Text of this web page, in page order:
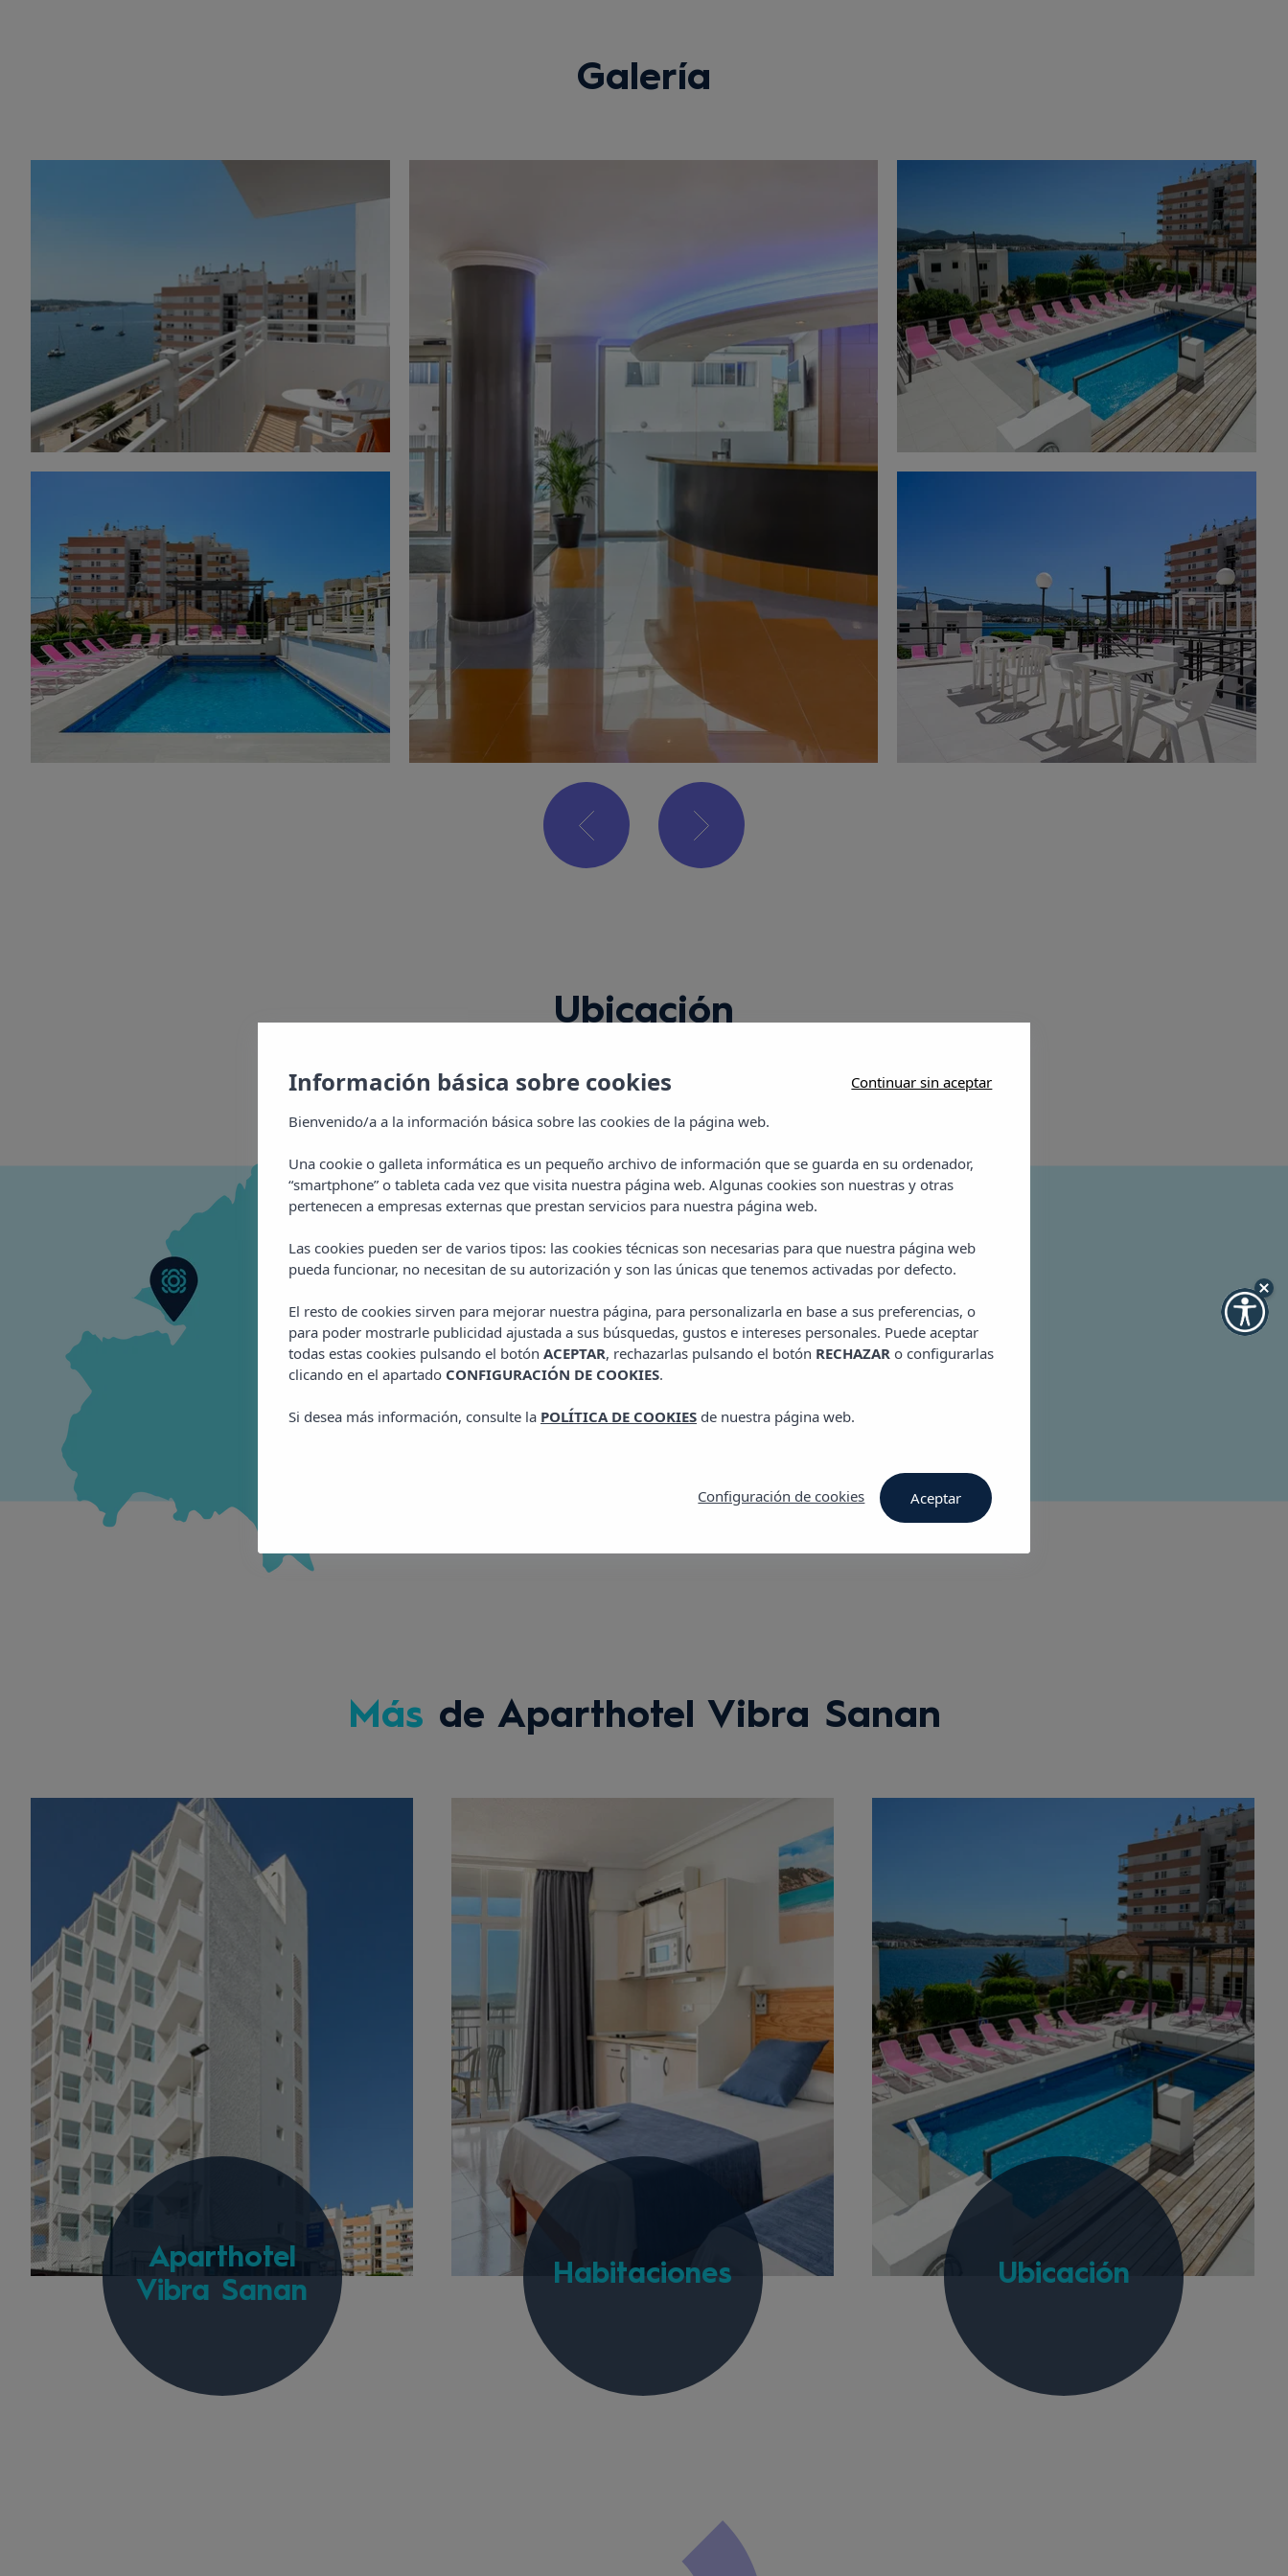
Galería
Ubicación
Aparthotel Vibra Sanan
E: sanan@vibrahotels.com
T: +34 971 34 39 53
Ver zonas
Más de Aparthotel Vibra Sanan
Aparthotel
Vibra Sanan
Habitaciones Ubicación
Información básica sobre cookies Continuar sin aceptar
Bienvenido/a a la información básica sobre las cookies de la página web.
Una cookie o galleta informática es un pequeño archivo de información que se guarda en su ordenador,
“smartphone” o tableta cada vez que visita nuestra página web. Algunas cookies son nuestras y otras
pertenecen a empresas externas que prestan servicios para nuestra página web.
Las cookies pueden ser de varios tipos: las cookies técnicas son necesarias para que nuestra página web
pueda funcionar, no necesitan de su autorización y son las únicas que tenemos activadas por defecto.
El resto de cookies sirven para mejorar nuestra página, para personalizarla en base a sus preferencias, o
para poder mostrarle publicidad ajustada a sus búsquedas, gustos e intereses personales. Puede aceptar
todas estas cookies pulsando el botón ACEPTAR, rechazarlas pulsando el botón RECHAZARo configurarlas
clicando en el apartado CONFIGURACIÓN DE COOKIES.
Si desea más información, consulte la POLÍTICA DE COOKIESde nuestra página web.
Configuración de cookies Aceptar